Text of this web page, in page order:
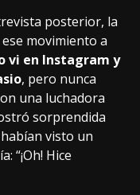
posterior, la
movimiento a
vi en Instagram y
, pero nunca
una luchadora
sorprendida
visto un
“¡Oh! Hice